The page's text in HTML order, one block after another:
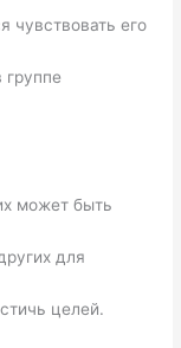
чувствовать его
группе
может быть
для
целей.